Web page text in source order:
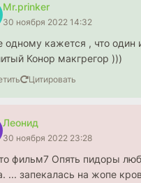
Mr.prinker
30 ноября 2022 14:32
одному кажется , что один
Конор макгрегор )))
Цитировать
Леонид
30 ноября 2022 23:28
фильм7 Опять пидоры
... запекалась на жопе